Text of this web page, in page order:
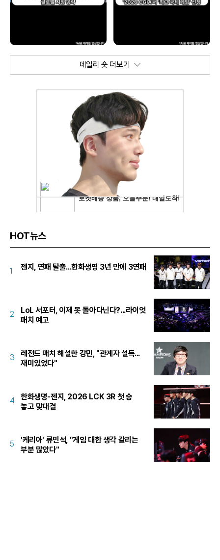
데일리 숏 더보기
HOT뉴스
1 젠지, 연패 탈출...한화생명 3년 만에 3연패
2
LoL 서포터, 이제 못 돌아다닌다?...라이엇
패치 예고
3
레전드 매치 해설한 강민, "관계자 설득...
재미있었다"
4
한화생명-젠지, 2026 LCK 3R 첫 승
놓고 맞대결
5
'케리아' 류민석, "게임 대한 생각 갈리는
부분 많았다"